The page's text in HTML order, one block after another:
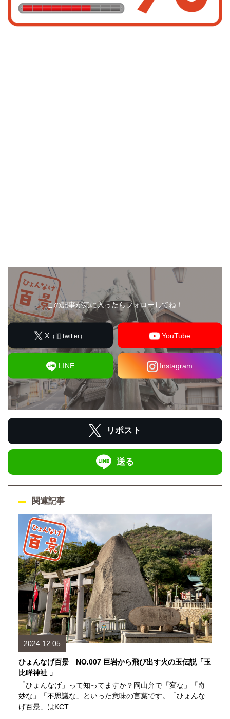
この記事が気に入ったらフォローしてね！
X （旧Twitter） YouTube
LINE Instagram
リポスト
送る
関連記事
2024.12.05
ひょんなげ百景 NO.007 巨岩から飛び出す火の玉伝説「玉
比咩神社 」
「ひょんなげ」って知ってますか？岡山弁で「変な」「奇
妙な」「不思議な」といった意味の言葉です。「ひょんな
げ百景」はKCT…